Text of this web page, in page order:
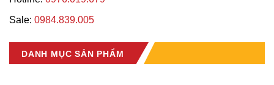
Sale: 0984.839.005
DANH MỤC SẢN PHẨM